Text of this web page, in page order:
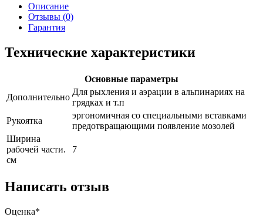
Описание
Отзывы (0)
Гарантия
Технические характеристики
Основные параметры
Дополнительно
Для рыхления и аэрации в альпинариях на
грядках и т.п
Рукоятка
эргономичная со специальными вставками
предотвращающими появление мозолей
Ширина
рабочей части.
см
7
Написать отзыв
Оценка*